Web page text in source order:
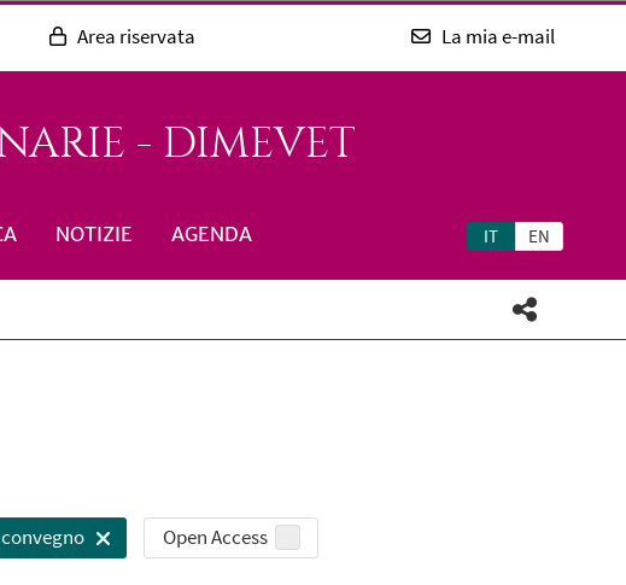
Area riservata La mia e-mail
- DIMEVET
IT EN
NOTIZIE AGENDA
Open Access